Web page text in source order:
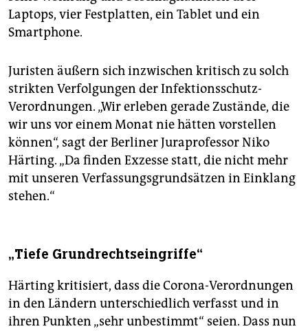
Laptops, vier Festplatten, ein Tablet und ein
Smartphone.
Juristen äußern sich inzwischen kritisch zu solch
strikten Verfolgungen der Infektionsschutz-
Verordnungen. „Wir erleben gerade Zustände, die
wir uns vor einem Monat nie hätten vorstellen
können“, sagt der Berliner Juraprofessor Niko
Härting. „Da finden Exzesse statt, die nicht mehr
mit unseren Verfassungsgrundsätzen in Einklang
stehen.“
„Tiefe Grundrechtseingriffe“
Härting kritisiert, dass die Corona-Verordnungen
in den Ländern unterschiedlich verfasst und in
ihren Punkten „sehr unbestimmt“ seien. Dass nun